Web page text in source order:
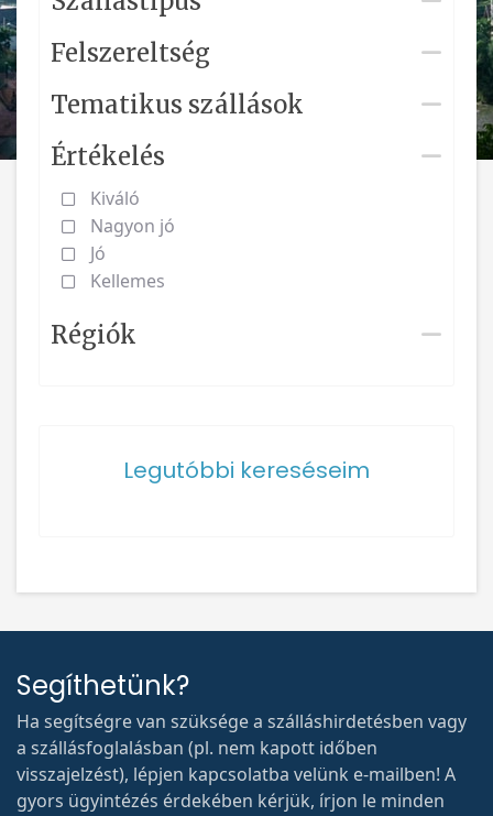
Felszereltség
Tematikus szállások
Értékelés
Kiváló
Nagyon jó
Jó
Kellemes
Régiók
Legutóbbi kereséseim
Segíthetünk?
Ha segítségre van szüksége a szálláshirdetésben vagy
a szállásfoglalásban (pl. nem kapott időben
visszajelzést), lépjen kapcsolatba velünk e-mailben! A
gyors ügyintézés érdekében kérjük, írjon le minden